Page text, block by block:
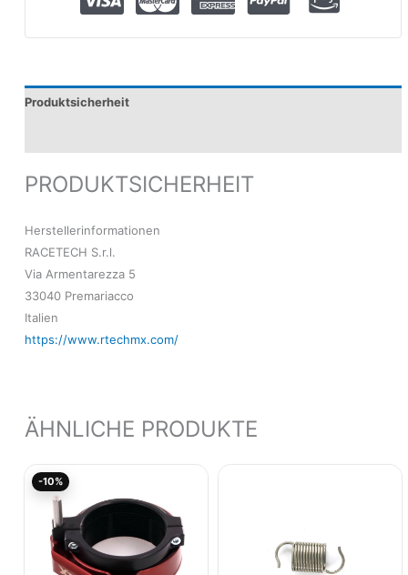
Produktsicherheit
PRODUKTSICHERHEIT
Herstellerinformationen
RACETECH S.r.l.
Via Armentarezza 5
33040 Premariacco
Italien
https://www.rtechmx.com/
ÄHNLICHE PRODUKTE
-10%
war:
178,05€
160,25€.